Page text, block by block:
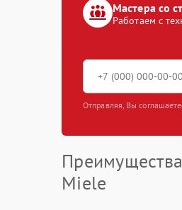
Мастера со
Работаем с
Отправляя, Вы
Miele